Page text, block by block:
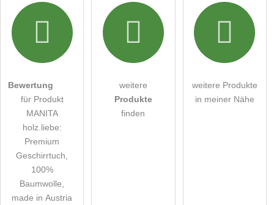
Hiermit akzeptiere ich die AGB
Die Datenschutzerklärung habe ich zur Kenntnis genommen.
öffentliche Frage stellen Abbrechen
Hinweis:Bitte beachten Sie, öffentliche Fragen sindfür
Klicken Sie hier um eine
Produkt-Eintrag zu stellen
Bewertung
für Produkt
MANITA
holz.liebe:
Premium
Geschirrtuch,
100%
Baumwolle,
made in Austria
weitere
Produkte
finden
weitere Produkte
in meiner Nähe